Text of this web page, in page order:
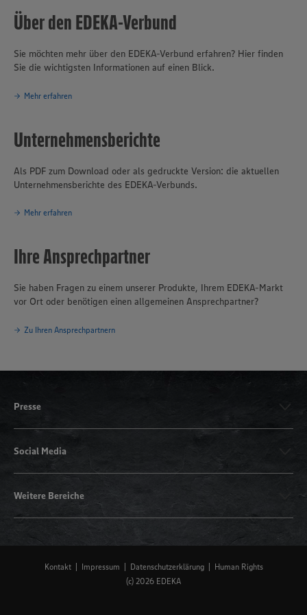
Deutschland.
Über den EDEKA-Verbund
Sie möchten mehr über den EDEKA-Verbund erfahren? Hier finden
Sie die wichtigsten Informationen auf einen Blick.
Mehr erfahren
Unternehmensberichte
Als PDF zum Download oder als gedruckte Version: die aktuellen
Unternehmensberichte des EDEKA-Verbunds.
Mehr erfahren
Ihre Ansprechpartner
Sie haben Fragen zu einem unserer Produkte, Ihrem EDEKA-Markt
vor Ort oder benötigen einen allgemeinen Ansprechpartner?
Zu Ihren Ansprechpartnern
Presse
Social Media
Weitere Bereiche
Kontakt Impressum Datenschutzerklärung
Human Rights
(c) 2026 EDEKA